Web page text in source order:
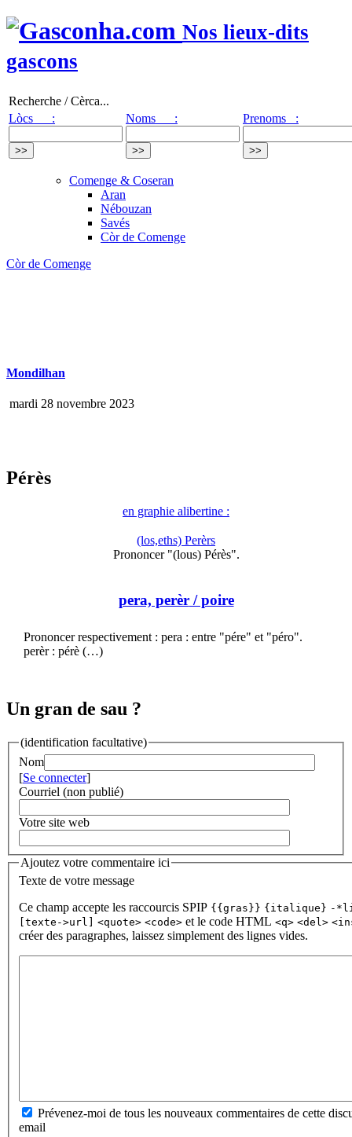
Nos lieux-dits
gascons
Recherche / Cèrca...
Lòcs :
Noms : Prenoms :
Comenge & Coseran
Aran
Nébouzan
Savés
Còr de Comenge
Còr de Comenge
Mondilhan
mardi 28 novembre 2023
Pérès
en graphie alibertine :
(los,eths) Perèrs
Prononcer "(lous) Pérès".
pera, perèr/ poire
Prononcer respectivement : pera : entre "pére" et "péro".
perèr : pérè (…)
Un gran de sau ?
(identification facultative)
Nom
[Se connecter]
Courriel (non publié)
Votre site web
Ajoutez votre commentaire ici
Texte de votre message
Ce champ accepte les raccourcis SPIP {{gras}} {italique} -
[texte->url]
<quote> <code> et le code HTML <q> <del>
créer des paragraphes, laissez simplement des lignes vides.
Prévenez-moi de tous les nouveaux commentaires de cette
email